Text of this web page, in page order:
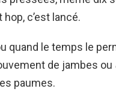
c’est lancé.
quand le temps le
de jambes ou
paumes.